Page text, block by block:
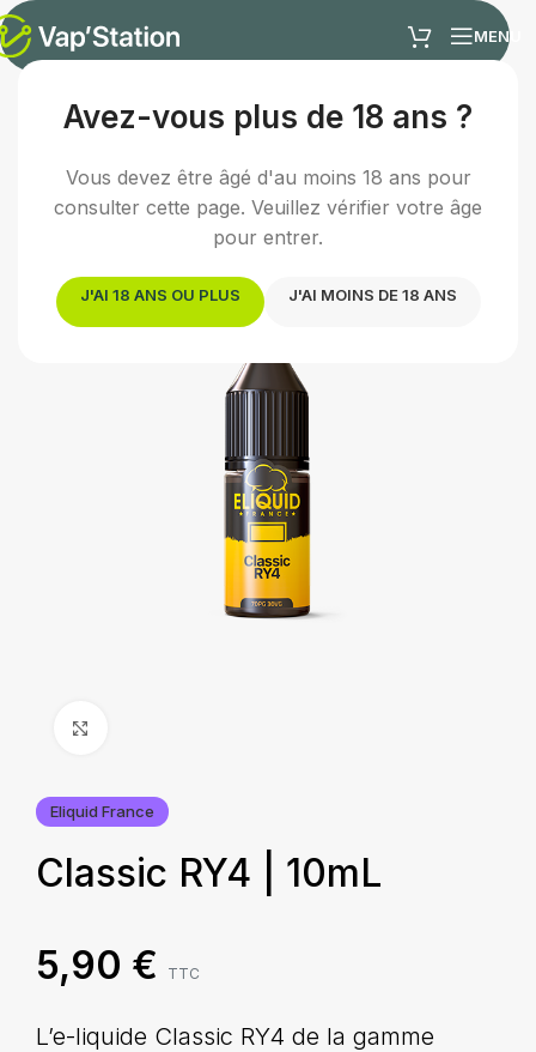
Avez-vous plus de 18 ans ?
Vous devez être âgé d'au moins 18 ans pour
consulter cette page. Veuillez vérifier votre âge
pour entrer.
J'AI 18 ANS OU PLUS J'AI MOINS DE 18 ANS
MENU
Accueil /E-liquides/E-liquide classic
Eliquid France
Classic RY4 | 10mL
5,90 € TTC
L’e-liquide Classic RY4 de la gamme